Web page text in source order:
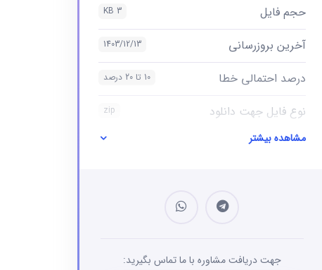
حجم فایل 3 KB
آخرین بروزرسانی 1403/12/13
درصد احتمالی خطا 10 تا 20 درصد
نوع فایل جهت دانلود zip
نوع فایل بانک شماره موبایل مشاهده بیشتر
جهت دریافت مشاوره با ما تماس بگیرید: